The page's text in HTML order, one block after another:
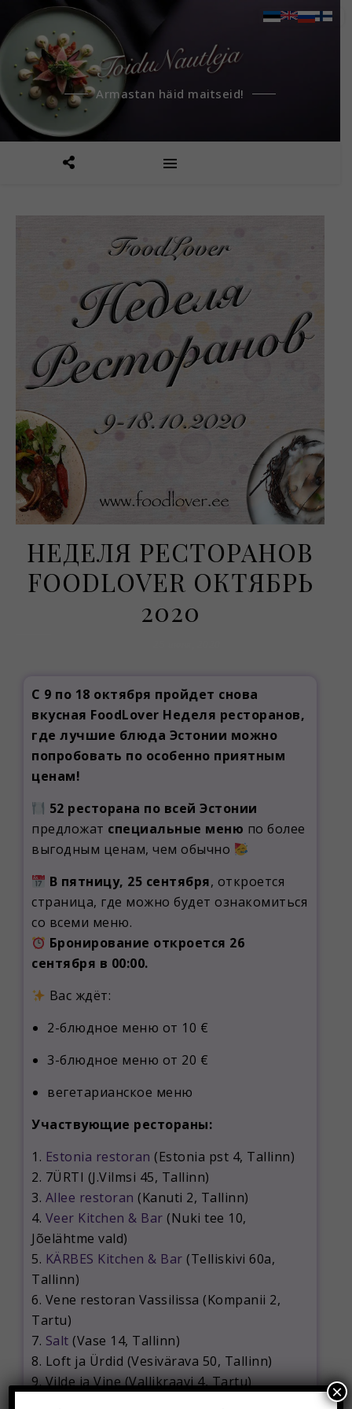
Armastan häid maitseid!
НЕДЕЛЯ РЕСТОРАНОВ
FOODLOVER ОКТЯБРЬ
2020
С 9 по 18 октября пройдет снова
вкусная FoodLover Неделя ресторанов,
где лучшие блюда Эстонии можно
попробовать по особенно приятным
ценам!
52 ресторана по всей Эстонии
предложат специальные меню по более
выгодным ценам, чем обычно
В пятницу, 25 сентября, откроется
страница, где можно будет ознакомиться
со всеми меню.
Бронирование откроется 26
сентября в 00:00.
Вас ждёт:
2-блюдное меню от 10 €
3-блюдное меню от 20 €
вегетарианское меню
Участвующие рестораны:
1. Estonia restoran (Estonia pst 4, Tallinn)
2. 7ÜRTI (J.Vilmsi 45, Tallinn)
3. Allee restoran (Kanuti 2, Tallinn)
4. Veer Kitchen & Bar (Nuki tee 10,
Jõelähtme vald)
5. KÄRBES Kitchen & Bar (Telliskivi 60a,
Tallinn)
6. Vene restoran Vassilissa (Kompanii 2,
Tartu)
7. Salt (Vase 14, Tallinn)
8. Loft ja Ürdid (Vesivärava 50, Tallinn)
9. Vilde ja Vine (Vallikraavi 4, Tartu)
×